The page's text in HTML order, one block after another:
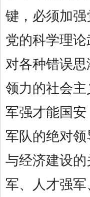
键，必须加
党的科学理
对各种错误
领力的社会
军强才能国
军队的绝对
与经济建设
军、人才强